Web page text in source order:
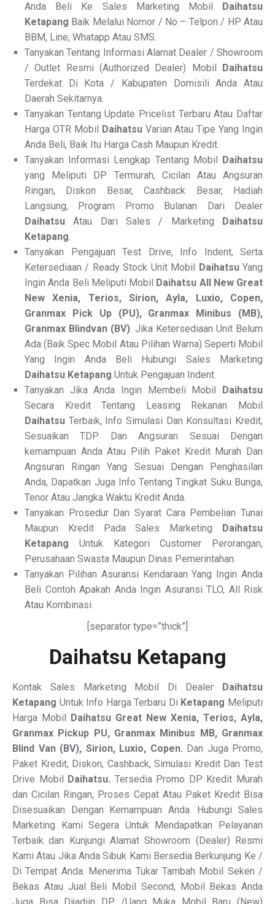
Anda Beli Ke Sales Marketing Mobil Daihatsu
Ketapang Baik Melalui Nomor / No – Telpon / HP Atau
BBM, Line, Whatapp Atau SMS.
Tanyakan Tentang Informasi Alamat Dealer / Showroom
/ Outlet Resmi (Authorized Dealer) Mobil Daihatsu
Terdekat Di Kota / Kabupaten Domisili Anda Atau
Daerah Sekitarnya.
Tanyakan Tentang Update Pricelist Terbaru Atau Daftar
Harga OTR Mobil DaihatsuVarian Atau Tipe Yang Ingin
Anda Beli, Baik Itu Harga Cash Maupun Kredit.
Tanyakan Informasi Lengkap Tentang Mobil Daihatsu
yang Meliputi DP Termurah, Cicilan Atau Angsuran
Ringan, Diskon Besar, Cashback Besar, Hadiah
Langsung, Program Promo Bulanan Dari Dealer
Daihatsu Atau Dari Sales / Marketing Daihatsu
Ketapang.
Tanyakan Pengajuan Test Drive, Info Indent, Serta
Ketersediaan / Ready Stock Unit Mobil DaihatsuYang
Ingin Anda Beli Meliputi Mobil Daihatsu All New Great
New Xenia, Terios, Sirion, Ayla, Luxio, Copen,
Granmax Pick Up (PU), Granmax Minibus (MB),
Granmax Blindvan (BV). Jika Ketersediaan Unit Belum
Ada (Baik Spec Mobil Atau Pilihan Warna) Seperti Mobil
Yang Ingin Anda Beli Hubungi Sales Marketing
Daihatsu Ketapang Untuk Pengajuan Indent.
Tanyakan Jika Anda Ingin Membeli Mobil Daihatsu
Secara Kredit Tentang Leasing Rekanan Mobil
Daihatsu Terbaik, Info Simulasi Dan Konsultasi Kredit,
Sesuaikan TDP Dan Angsuran Sesuai Dengan
kemampuan Anda Atau Pilih Paket Kredit Murah Dan
Angsuran Ringan Yang Sesuai Dengan Penghasilan
Anda, Dapatkan Juga Info Tentang Tingkat Suku Bunga,
Tenor Atau Jangka Waktu Kredit Anda.
Tanyakan Prosedur Dan Syarat Cara Pembelian Tunai
Maupun Kredit Pada Sales Marketing Daihatsu
Ketapang Untuk Kategori Customer Perorangan,
Perusahaan Swasta Maupun Dinas Pemerintahan.
Tanyakan Pilihan Asuransi Kendaraan Yang Ingin Anda
Beli Contoh Apakah Anda Ingin Asuransi TLO, All Risk
Atau Kombinasi.
[separator type=”thick”]
Daihatsu Ketapang
Kontak Sales Marketing Mobil Di Dealer Daihatsu
Ketapang Untuk Info Harga Terbaru Di Ketapang Meliputi
Harga Mobil Daihatsu Great New Xenia, Terios, Ayla,
Granmax Pickup PU, Granmax Minibus MB, Granmax
Blind Van(BV), Sirion, Luxio, Copen. Dan Juga Promo,
Paket Kredit, Diskon, Cashback, Simulasi Kredit Dan Test
Drive Mobil Daihatsu. Tersedia Promo DP Kredit Murah
dan Cicilan Ringan, Proses Cepat Atau Paket Kredit Bisa
Disesuaikan Dengan Kemampuan Anda. Hubungi Sales
Marketing Kami Segera Untuk Mendapatkan Pelayanan
Terbaik dan Kunjungi Alamat Showroom (Dealer) Resmi
Kami Atau Jika Anda Sibuk Kami Bersedia Berkunjung Ke /
Di Tempat Anda. Menerima Tukar Tambah Mobil Seken /
Bekas Atau Jual Beli Mobil Second, Mobil Bekas Anda